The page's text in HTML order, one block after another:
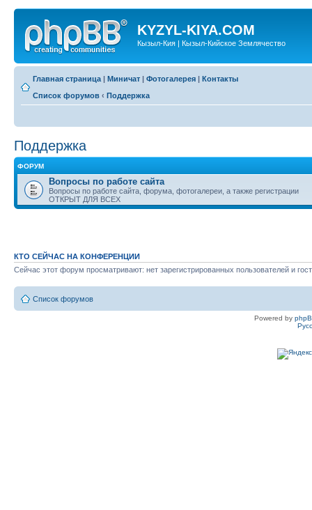
KYZYL-KIYA.COM
Кызыл-Кия | Кызыл-Кийское Землячество
Главная страница | Миничат | Фотогалерея | Контакты
Список форумов ‹ Поддержка
Поддержка
ФОРУМ
Вопросы по работе сайта
Вопросы по работе сайта, форума, фотогалереи, а также регистрации
ОТКРЫТ ДЛЯ ВСЕХ
КТО СЕЙЧАС НА КОНФЕРЕНЦИИ
Сейчас этот форум просматривают: нет зарегистрированных пользователей и
Список форумов
Powered by